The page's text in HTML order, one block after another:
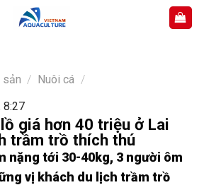
sản / Nuôi cá /
8:27
giá hơn 40 triệu ở Lai
trầm trồ thích thú
nặng tới 30-40kg, 3 người ôm
vị khách du lịch trầm trồ